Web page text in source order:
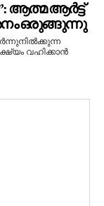
ആത്മ ആർട്ട്
ഒരുങ്ങുന്നു
വഹിക്കാൻ